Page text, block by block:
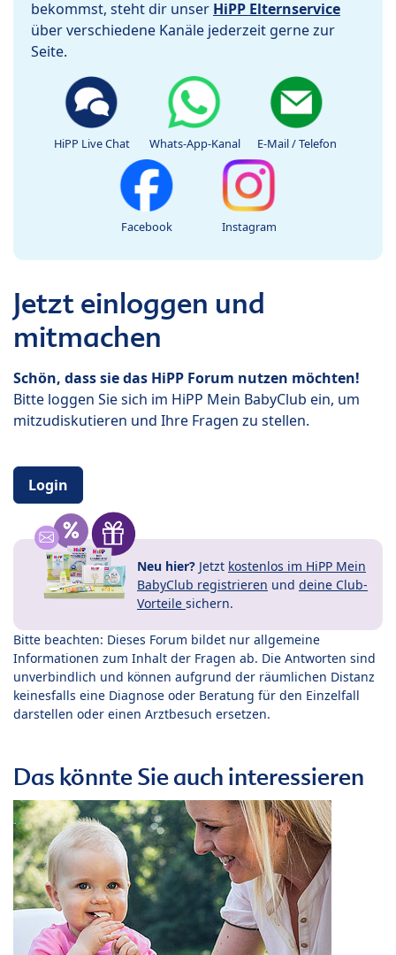
bekommst, steht dir unser HiPP Elternservice
über verschiedene Kanäle jederzeit gerne zur
Seite.
HiPP Live Chat Whats-App-Kanal E-Mail / Telefon
Facebook Instagram
Jetzt einloggen und
mitmachen
Schön, dass sie das HiPP Forum nutzen möchten!
Bitte loggen Sie sich im HiPP Mein BabyClub ein, um
mitzudiskutieren und Ihre Fragen zu stellen.
Login
Neu hier? Jetzt kostenlos im HiPP Mein
BabyClub registrieren und deine Club-
Vorteile sichern.
Bitte beachten: Dieses Forum bildet nur allgemeine
Informationen zum Inhalt der Fragen ab. Die Antworten sind
unverbindlich und können aufgrund der räumlichen Distanz
keinesfalls eine Diagnose oder Beratung für den Einzelfall
darstellen oder einen Arztbesuch ersetzen.
Das könnte Sie auch interessieren